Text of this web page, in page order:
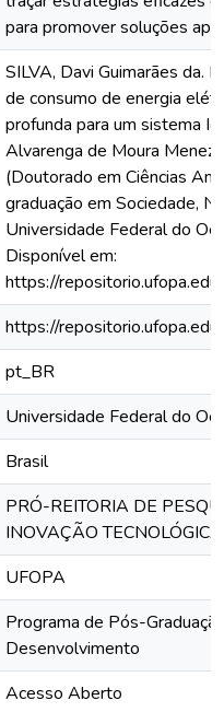
para promover soluções
SILVA, Davi Guimarães da.
de consumo de energia
profunda para um sistema
Alvarenga de Moura
(Doutorado em Ciências
graduação em Sociedade,
Universidade Federal do
Disponível em:
https://
https://
pt_BR
Universidade Federal do
Brasil
PRÓ-REITORIA DE
INOVAÇÃO TECNOLÓGICA
UFOPA
Programa de Pós-
Desenvolvimento
Acesso Aberto